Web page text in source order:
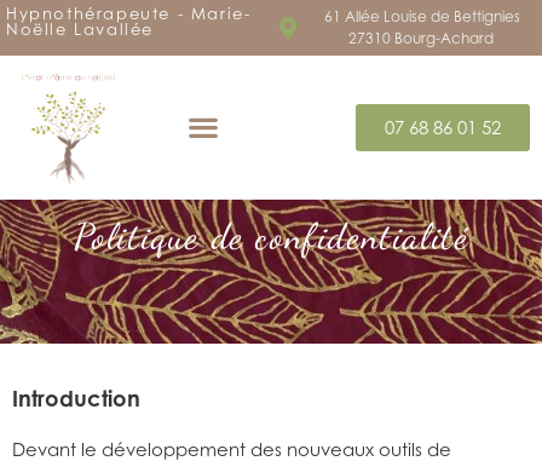
Hypnothérapeute - Marie-
Noëlle Lavallée
61 Allée Louise de Bettignies
27310 Bourg-Achard
07 68 86 01 52
Politique de confidentialité
Introduction
Devant le développement des nouveaux outils de